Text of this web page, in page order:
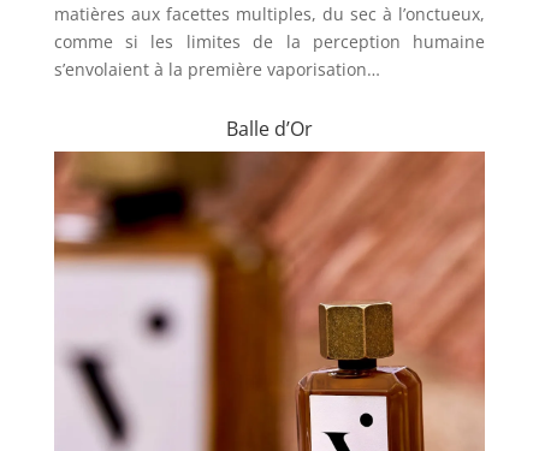
matières aux facettes multiples, du sec à l’onctueux,
comme si les limites de la perception humaine
s’envolaient à la première vaporisation…
Balle d’Or